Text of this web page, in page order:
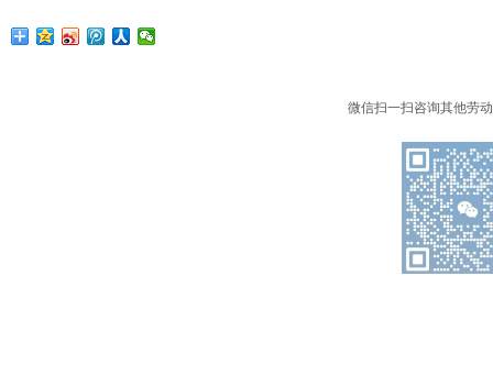
微信扫一扫咨询其他劳